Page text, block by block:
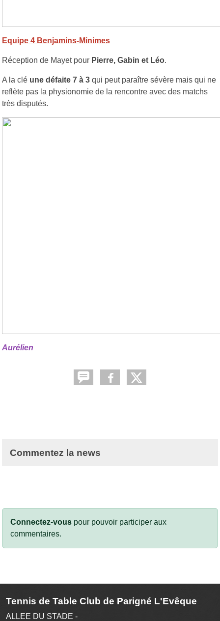
Equipe 4 Benjamins-Minimes
Réception de Mayet pour Pierre, Gabin et Léo.
A la clé une défaite 7 à 3 qui peut paraître sévère mais qui ne
reflète pas la physionomie de la rencontre avec des matchs
très disputés.
Aurélien
Commentez la news
Connectez-vous pour pouvoir participer aux
commentaires.
Tennis de Table Club de Parigné L'Evêque
ALLEE DU STADE -